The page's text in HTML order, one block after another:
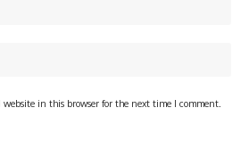
in this browser for the next time I comment.